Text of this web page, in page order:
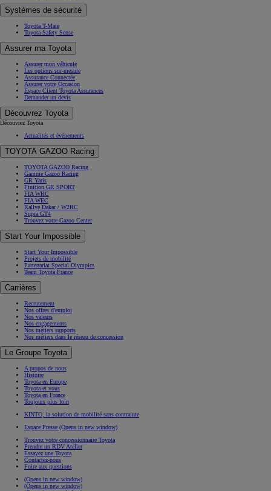
Systèmes de sécurité
Toyota T-Mate
Toyota Safety Sense
Assurer ma Toyota
Assurer mon véhicule
Les options sur-mesure
Assurance Connectée
Assurer votre Occasion
Espace Client Toyota Assurances
Demander un devis
Découvrez Toyota
Découvrez Toyota
Actualités et évènements
TOYOTA GAZOO Racing
TOYOTA GAZOO Racing
Gamme Gazoo Racing
GR Yaris
Finition GR SPORT
FIA WRC
FIA WEC
Rallye Dakar / W2RC
Supra GT4
Trouvez votre Gazoo Center
Start Your Impossible
Start Your Impossible
Projets de mobilité
Partenariat Special Olympics
Team Toyota France
Carrières
Recrutement
Nos offres d'emploi
Nos valeurs
Nos engagements
Nos métiers supports
Nos métiers dans le réseau de concession
Le Groupe Toyota
A propos de nous
Histoire
Toyota en Europe
Toyota et vous
Toyota en France
Toujours plus loin
KINTO, la solution de mobilité sans contrainte
Espace Presse (Opens in new window)
Trouvez votre concessionnaire Toyota
Prendre un RDV Atelier
Essayez une Toyota
Contactez-nous
Foire aux questions
(Opens in new window)
(Opens in new window)